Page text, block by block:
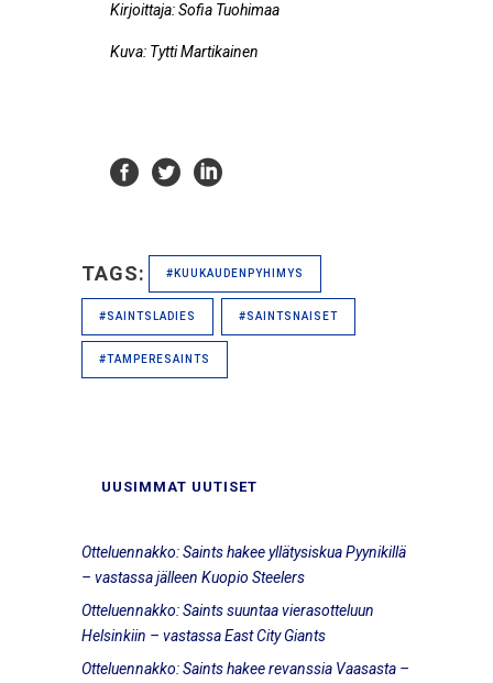
Kirjoittaja:Sofia Tuohimaa
Kuva: Tytti Martikainen
TAGS: #KUUKAUDENPYHIMYS
#SAINTSLADIES #SAINTSNAISET
#TAMPERESAINTS
UUSIMMAT UUTISET
Otteluennakko: Saints hakee yllätysiskua Pyynikillä
– vastassa jälleen Kuopio Steelers
Otteluennakko: Saints suuntaa vierasotteluun
Helsinkiin – vastassa East City Giants
Otteluennakko: Saints hakee revanssia Vaasasta –